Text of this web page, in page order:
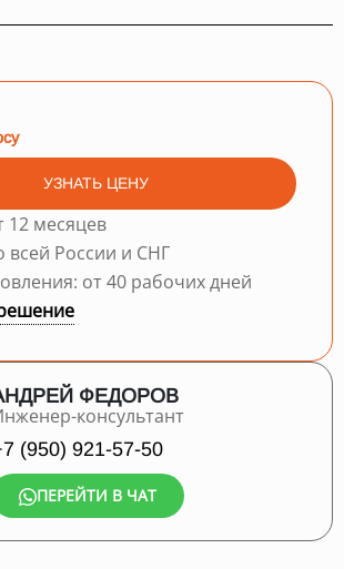
УЗНАТЬ ЦЕНУ
12 месяцев
всей России и СНГ
от 40 рабочих дней
ФЕДОРОВ
консультант
(950) 921-57-50
ПЕРЕЙТИ В ЧАТ